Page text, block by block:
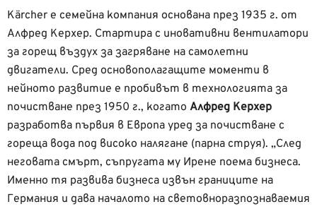
Kärcher е семейна компания основана през 1935 г. от
Алфред Керхер. Стартира с иновативни вентилатори
за горещ въздух за загряване на самолетни
двигатели. Сред основополагащите моменти в
нейното развитие е пробивът в технологията за
почистване през 1950 г., когато Алфред Керхер
разработва първия в Европа уред за почистване с
гореща вода под високо налягане (парна струя). „След
неговата смърт, съпругата му Ирене поема бизнеса.
Именно тя развива бизнеса извън границите на
Германия и дава началото на световноразпознаваемия